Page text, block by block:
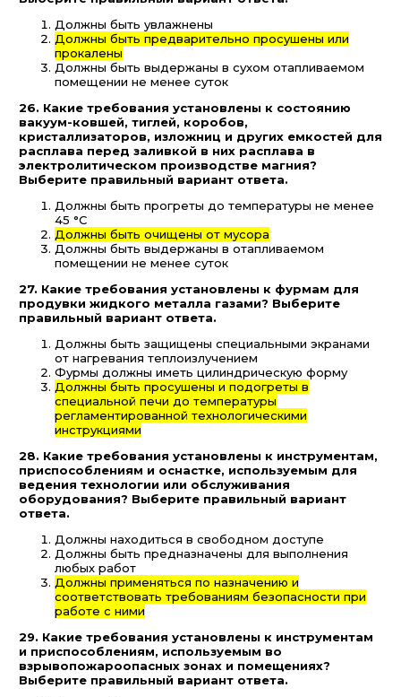
Должны быть увлажнены
Должны быть предварительно просушены или
прокалены
Должны быть выдержаны в сухом отапливаемом
помещении не менее суток
26. Какие требования установлены к состоянию
вакуум-ковшей, тиглей, коробов,
кристаллизаторов, изложниц и других емкостей для
расплава перед заливкой в них расплава в
электролитическом производстве магния?
Выберите правильный вариант ответа.
Должны быть прогреты до температуры не менее
45 °С
Должны быть очищены от мусора
Должны быть выдержаны в отапливаемом
помещении не менее суток
27. Какие требования установлены к фурмам для
продувки жидкого металла газами? Выберите
правильный вариант ответа.
Должны быть защищены специальными экранами
от нагревания теплоизлучением
Фурмы должны иметь цилиндрическую форму
Должны быть просушены и подогреты в
специальной печи до температуры
регламентированной технологическими
инструкциями
28. Какие требования установлены к инструментам,
приспособлениям и оснастке, используемым для
ведения технологии или обслуживания
оборудования? Выберите правильный вариант
ответа.
Должны находиться в свободном доступе
Должны быть предназначены для выполнения
любых работ
Должны применяться по назначению и
соответствовать требованиям безопасности при
работе с ними
29. Какие требования установлены к инструментам
и приспособлениям, используемым во
взрывопожароопасных зонах и помещениях?
Выберите правильный вариант ответа.